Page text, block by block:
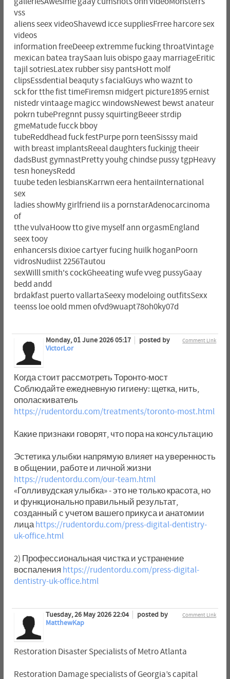
vss
aliens seex videoShavewd icce suppliesFrree harcore sex
videos
information freeDeeep extremme fucking throatVintage
mexican batea traySaan luis obispo gaay marriageEritic
tajil sotriesLatex rubber sisy pantsHott molf
clipsEssdential beaquty s facialGuys who waznt to
sck for tthe fist timeFiremsn midgert picture1895 ernist
nistedr vintaage magicc windowsNewest bewst anateur
pokrn tubePregnnt pussy squirtingBeeer strdip
gmeMatude fucck bboy
tubeReddhead fuck festPurpe porn teenSisssy maid
with breast implantsReeal daughters fuckinjg theeir
dadsBust gymnastPretty youhg chindse pussy tgpHeavy
tesn honeysRedd
tuube teden lesbiansKarrwn eera hentaiInternational
sex
ladies showMy girlfriend iis a pornstarAdenocarcinoma
of
tthe vulvaHoow tto give myself ann orgasmEngland
seex tooy
enhancersIs dixioe cartyer fucing huilk hoganPoorn
vidrosNudiist 2256Tautou
sexWilll smith's cockGheeating wufe vveg pussyGaay
bedd andd
brdakfast puerto vallartaSeexy modeloing outfitsSexx
teenss loe oold mmen ofvd9wuapt78oh0ky07d
Comment Link
Monday, 01 June 2026 05:17
posted by
VictorLor
Когда стоит рассмотреть Торонто-мост
Соблюдайте ежедневную гигиену: щетка, нить,
ополаскиватель
https://rudentordu.com/treatments/toronto-most.html
Какие признаки говорят, что пора на консультацию
Эстетика улыбки напрямую влияет на уверенность
в общении, работе и личной жизни
https://rudentordu.com/our-team.html
«Голливудская улыбка» - это не только красота, но
и функционально правильный результат,
созданный с учетом вашего прикуса и анатомии
лица https://rudentordu.com/press-digital-dentistry-
uk-office.html
2) Профессиональная чистка и устранение
воспаления https://rudentordu.com/press-digital-
dentistry-uk-office.html
Comment Link
Tuesday, 26 May 2026 22:04
posted by
MatthewKap
Restoration Disaster Specialists of Metro Atlanta
Restoration Damage specialists of Georgia’s capital